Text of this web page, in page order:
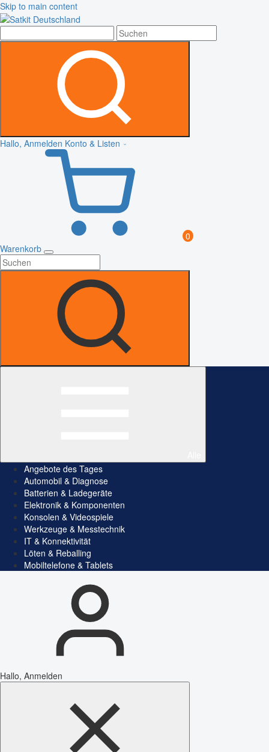
Skip to main content
Hallo, Anmelden Konto & Listen
0
Warenkorb
Angebote des Tages
Automobil & Diagnose
Batterien & Ladegeräte
Elektronik & Komponenten
Konsolen & Videospiele
Werkzeuge & Messtechnik
IT & Konnektivität
Löten & Reballing
Mobiltelefone & Tablets
Hallo, Anmelden